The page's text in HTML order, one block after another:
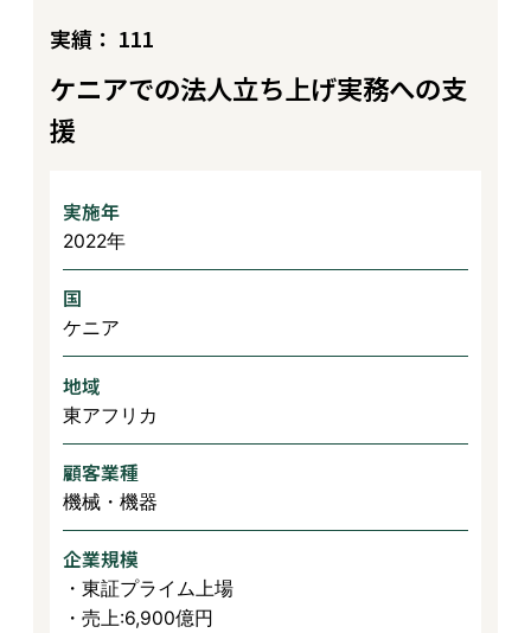
実績： 111
ケニアでの法人立ち上げ実務への支
援
実施年
2022年
国
ケニア
地域
東アフリカ
顧客業種
機械・機器
企業規模
・東証プライム上場
・売上:6,900億円